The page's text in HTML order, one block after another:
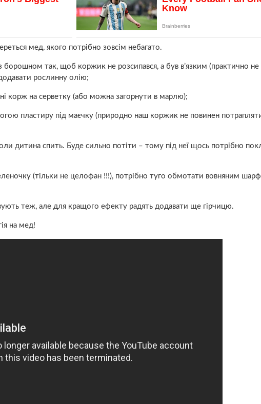
мед, якого потрібно зовсім небагато.
так, щоб коржик не розсипався, а був в’язким (практично не
рослинну олію;
корж на серветку (або можна загорнути в марлю);
пластиру під маєчку (природно наш коржик не повинен
дитина спить. Буде сильно потіти – тому під неї щось потрібно
(тільки не целофан !!!), потрібно туго обмотати вовняним
теж, але для кращого ефекту радять додавати ще гірчицю.
на мед!